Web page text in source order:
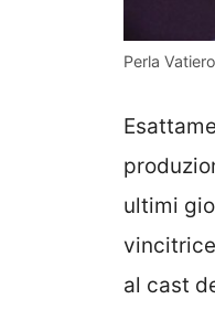
Perla
ultimi
al cast